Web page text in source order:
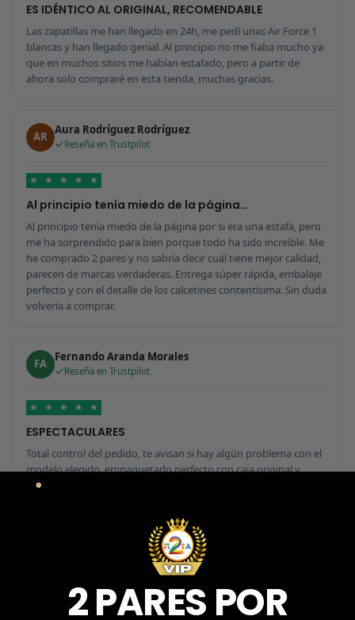
ES IDÉNTICO AL ORIGINAL, RECOMENDABLE
Las zapatillas me han llegado en 24h, me pedí unas Air Force 1
blancas y han llegado genial. Al principio no me fiaba mucho ya
que en muchos sitios me habían estafado, pero a partir de
ahora solo compraré en esta tienda, muchas gracias.
AR Aura Rodríguez Rodríguez
Reseña en Trustpilot
★ ★ ★ ★ ★
Al principio tenía miedo de la página…
Al principio tenía miedo de la página por si era una estafa, pero
me ha sorprendido para bien porque todo ha sido increíble. Me
he comprado 2 pares y no sabría decir cuál tiene mejor calidad,
parecen de marcas verdaderas. Entrega súper rápida, embalaje
perfecto y con el detalle de los calcetines contentísima. Sin duda
volvería a comprar.
FA Fernando Aranda Morales
Reseña en Trustpilot
★ ★ ★ ★ ★
ESPECTACULARES
Total control del pedido, te avisan si hay algún problema con el
modelo elegido, empaquetado perfecto con caja original y
embolsado, zapas de altísima calidad y acabados top. Air Max y
★
2 PARES POR